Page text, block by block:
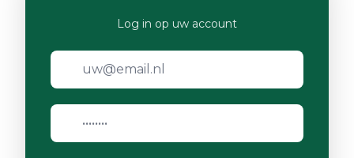
Log in op uw account